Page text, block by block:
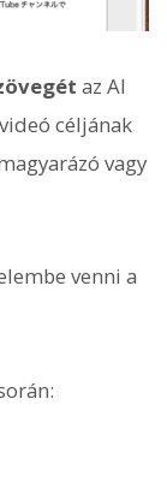
az AI
céljának
vagy
venni a